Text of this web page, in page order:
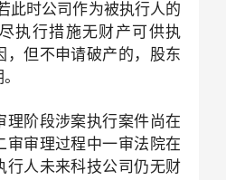
此时公司作为被执行人的
执行措施无财产可供执
，但不申请破产的，股东
理阶段涉案执行案件尚在
审审理过程中一审法院在
行人未来科技公司仍无财